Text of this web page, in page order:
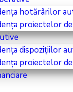
hotărârilor
proiectelor
dispozițiilor
proiectelor